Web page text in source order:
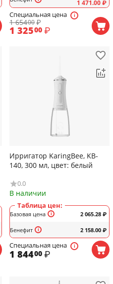
1 471.00₽
Специальная цена
1 65400₽
1 32500 ₽
Ирригатор KaringBee, KB-
140, 300 мл, цвет: белый
0.0
В наличии
Таблица цен:
Базовая цена
Бенефит
2 065.28₽
2 158.00₽
Специальная цена
1 84400 ₽